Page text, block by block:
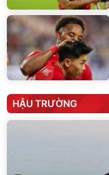
HẬU TRƯỜNG